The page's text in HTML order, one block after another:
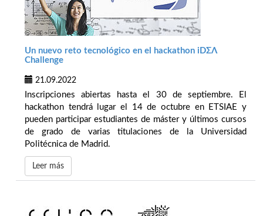
Un nuevo reto tecnológico en el hackathon iDΣΛ
Challenge
21.09.2022
Inscripciones abiertas hasta el 30 de septiembre. El
hackathon tendrá lugar el 14 de octubre en ETSIAE y
pueden participar estudiantes de máster y últimos cursos
de grado de varias titulaciones de la Universidad
Politécnica de Madrid.
Leer más